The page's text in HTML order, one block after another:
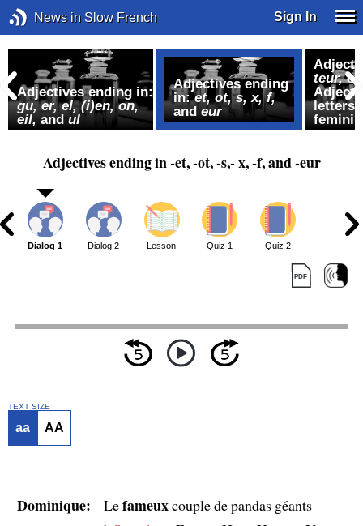
News in Slow French Sign In
Adjectives ending in:
gu, er, el, (i)en, on,
eil,andul
Adjectives ending
in:et, ot, s, x, f,
andeur
teur,
letters
Adjectives ending in -et, -ot, -s,- x, -f, and -eur
Dialog 1 Dialog 2 Lesson Quiz 1 Quiz 2
TEXT SIZE
aa AA
Dominique: Lefameuxcouple de pandas géants